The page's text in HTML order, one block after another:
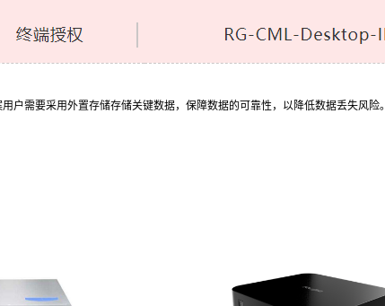
户需要采用外置存储存储关键数据，保障数据的可靠性，以降低数据丢失风险。